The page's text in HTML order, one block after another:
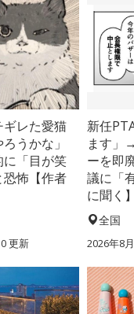
ギレた愛猫
うかな」
「目が笑
恐怖【作者
更新
新任
ます」
ーを即
議に「
に聞く】
全国
2026年8